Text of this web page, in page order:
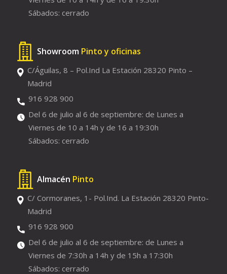
Sábados: cerrado
Showroom Pinto y oficinas
C/Águilas, 8 – Pol.Ind La Estación 28320 Pinto –
Madrid
916 928 900
Del 6 de julio al 6 de septiembre: de Lunes a
Viernes de 10 a 14h y de 16 a 19:30h
Sábados: cerrado
Almacén Pinto
C/ Cormoranes, 1- Pol.Ind. La Estación 28320 Pinto-
Madrid
916 928 900
Del 6 de julio al 6 de septiembre: de Lunes a
Viernes de 7:30h a 14h y de 15h a 17:30h
Sábados: cerrado